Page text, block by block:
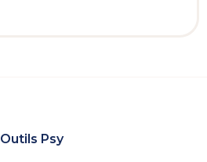
Outils Psy